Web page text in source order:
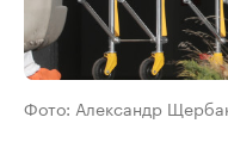
Фото: Александр